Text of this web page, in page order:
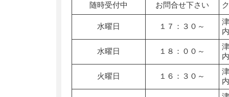
随時受付中
お問合せ下さい
水曜日 １７：３０～
水曜日 １８：００～
火曜日 １６：３０～